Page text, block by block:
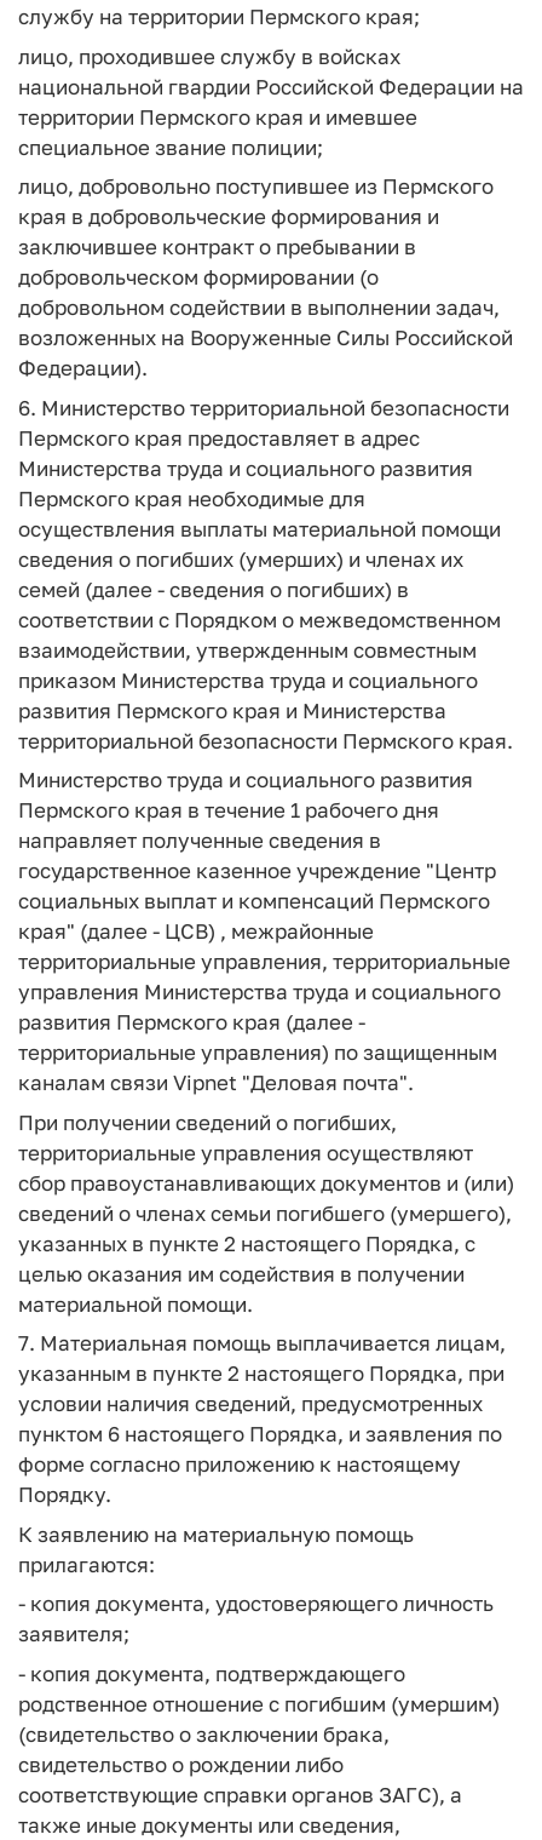
службу на территории Пермского края;
лицо, проходившее службу в войсках
национальной гвардии Российской Федерации на
территории Пермского края и имевшее
специальное звание полиции;
лицо, добровольно поступившее из Пермского
края в добровольческие формирования и
заключившее контракт о пребывании в
добровольческом формировании (о
добровольном содействии в выполнении задач,
возложенных на Вооруженные Силы Российской
Федерации).
6. Министерство территориальной безопасности
Пермского края предоставляет в адрес
Министерства труда и социального развития
Пермского края необходимые для
осуществления выплаты материальной помощи
сведения о погибших (умерших) и членах их
семей (далее - сведения о погибших) в
соответствии с Порядком о межведомственном
взаимодействии, утвержденным совместным
приказом Министерства труда и социального
развития Пермского края и Министерства
территориальной безопасности Пермского края.
Министерство труда и социального развития
Пермского края в течение 1 рабочего дня
направляет полученные сведения в
государственное казенное учреждение "Центр
социальных выплат и компенсаций Пермского
края" (далее - ЦСВ) , межрайонные
территориальные управления, территориальные
управления Министерства труда и социального
развития Пермского края (далее -
территориальные управления) по защищенным
каналам связи Vipnet "Деловая почта".
При получении сведений о погибших,
территориальные управления осуществляют
сбор правоустанавливающих документов и (или)
сведений о членах семьи погибшего (умершего),
указанных в пункте 2 настоящего Порядка, с
целью оказания им содействия в получении
материальной помощи.
7. Материальная помощь выплачивается лицам,
указанным в пункте 2 настоящего Порядка, при
условии наличия сведений, предусмотренных
пунктом 6 настоящего Порядка, и заявления по
форме согласно приложению к настоящему
Порядку.
К заявлению на материальную помощь
прилагаются:
- копия документа, удостоверяющего личность
заявителя;
- копия документа, подтверждающего
родственное отношение с погибшим (умершим)
(свидетельство о заключении брака,
свидетельство о рождении либо
соответствующие справки органов ЗАГС), а
также иные документы или сведения,